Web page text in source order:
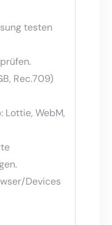
testen
Rec.709)
Lottie, WebM,
Devices